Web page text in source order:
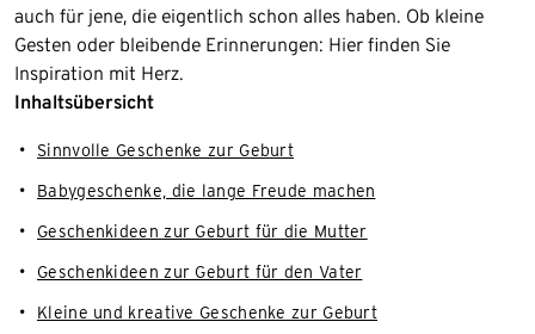
auch für jene, die eigentlich schon alles haben. Ob kleine
Gesten oder bleibende Erinnerungen: Hier finden Sie
Inspiration mit Herz.
Inhaltsübersicht
Sinnvolle Geschenke zur Geburt
Babygeschenke, die lange Freude machen
Geschenkideen zur Geburt für die Mutter
Geschenkideen zur Geburt für den Vater
Kleine und kreative Geschenke zur Geburt